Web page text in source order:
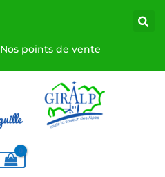
Nos points de vente
PRINCIPAL